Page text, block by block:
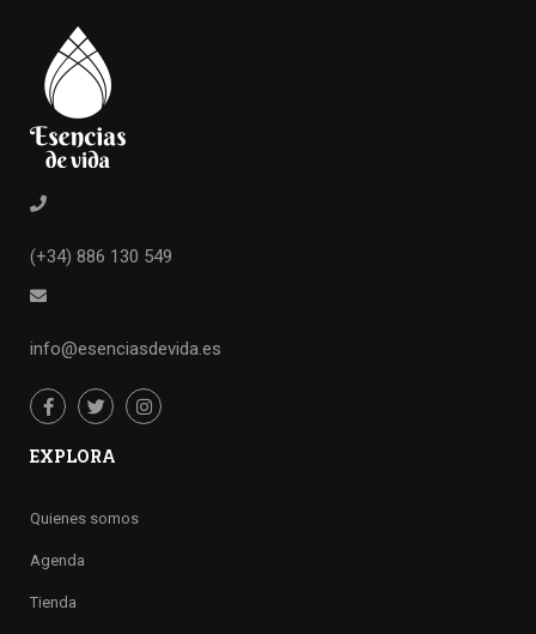
(+34) 886 130 549
info@esenciasdevida.es
EXPLORA
Quienes somos
Agenda
Tienda